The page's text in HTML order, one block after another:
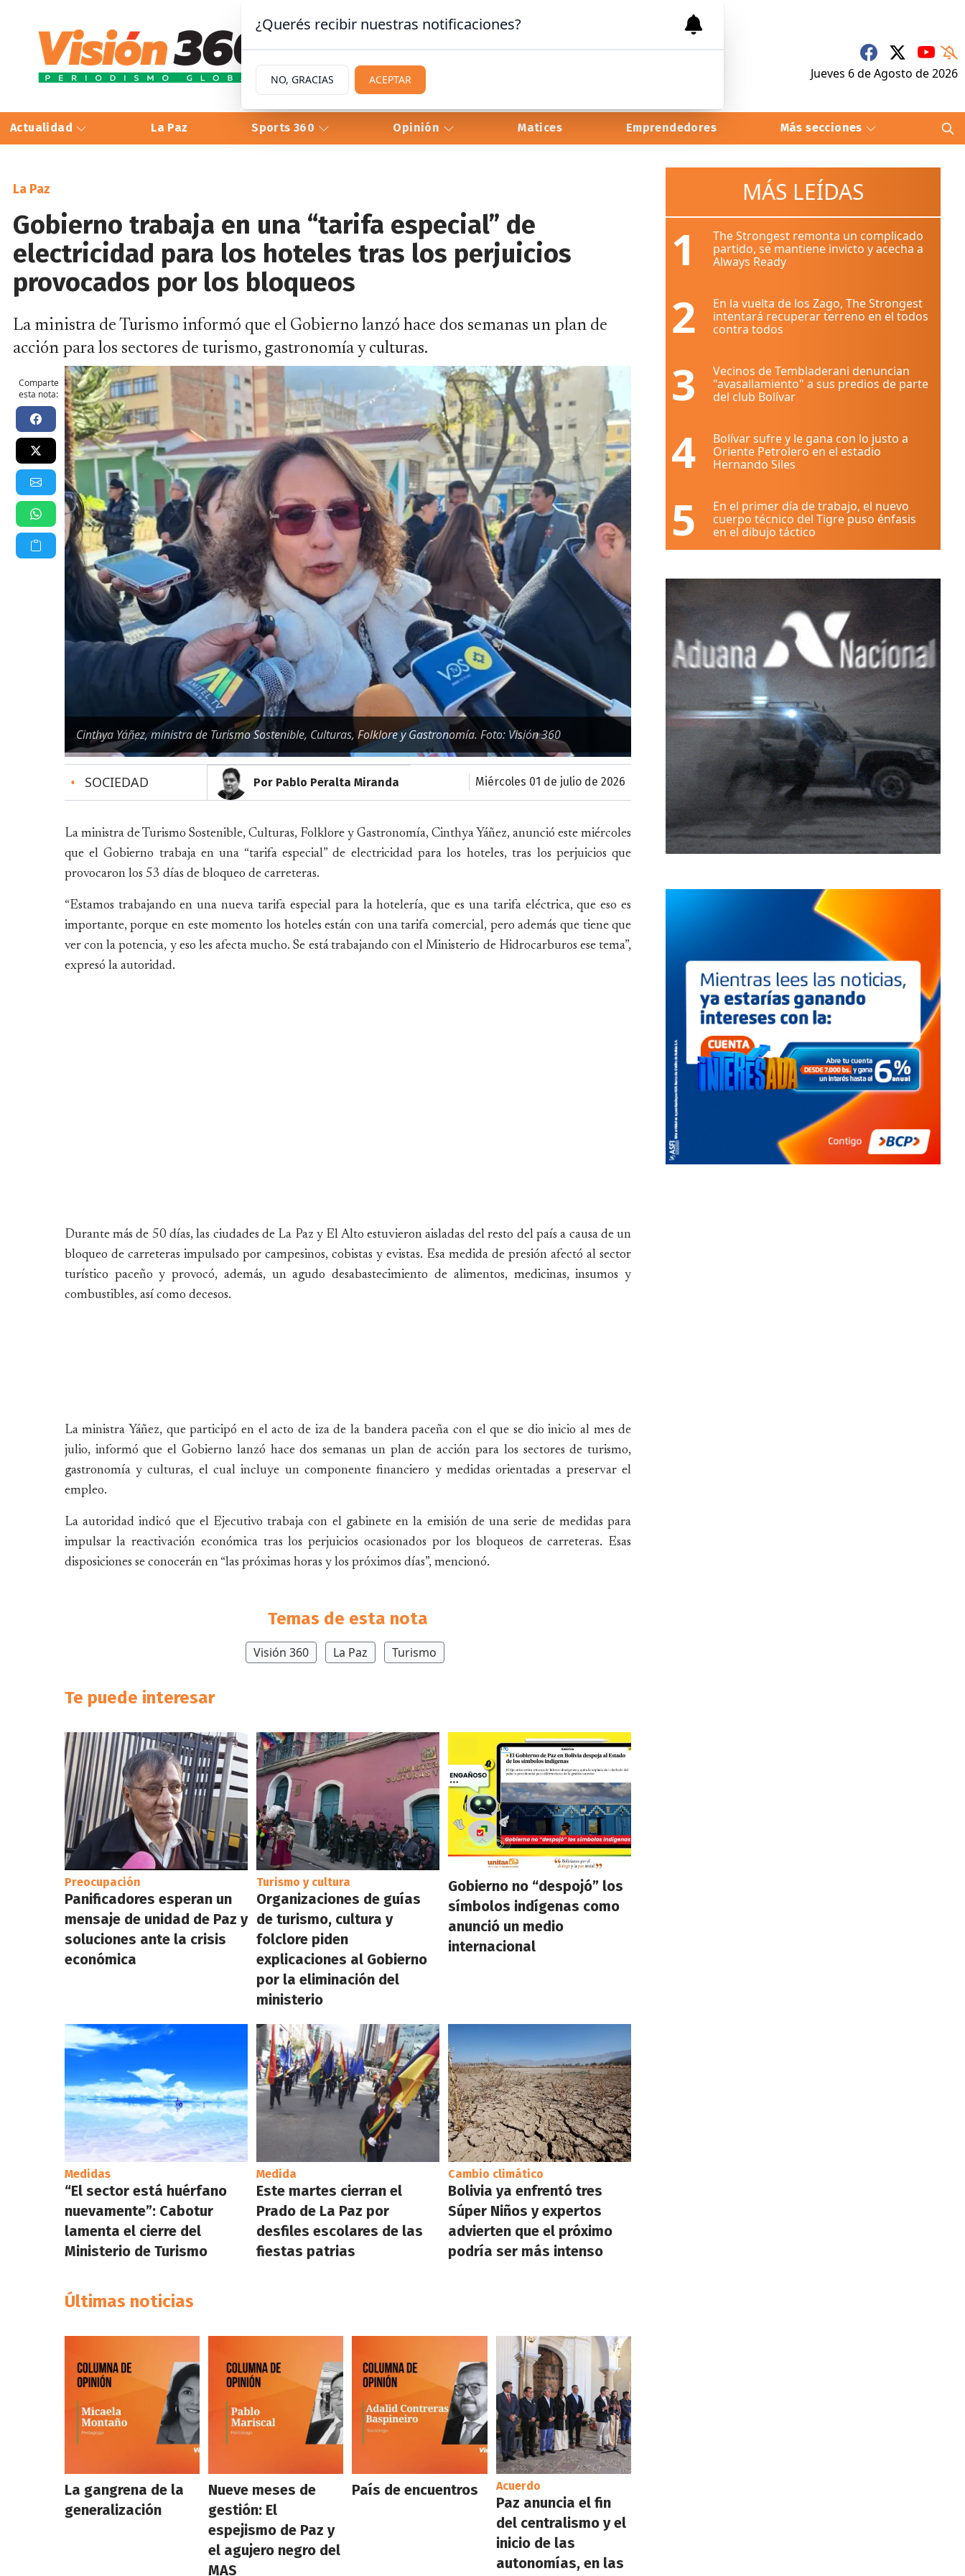
Jueves 6deAgosto de 2026
Actualidad La Paz Sports 360 Opinión Matices Emprendedores Más secciones
La Paz
Gobierno trabaja en una “tarifa especial” de
electricidad para los hoteles tras los perjuicios
provocados por los bloqueos
La ministra de Turismo informó que el Gobierno lanzó hace dos semanas un plan de
acción para los sectores de turismo, gastronomía y culturas.
Comparte
esta nota:
Cinthya Yáñez, ministra de Turismo Sostenible, Culturas, Folklore y Gastronomía. Foto: Visión 360
• SOCIEDAD Por Pablo Peralta Miranda miércoles 01 de julio de 2026
La ministra de Turismo Sostenible, Culturas, Folklore y Gastronomía, Cinthya Yáñez, anunció este miércoles
que el Gobierno trabaja en una “tarifa especial” de electricidad para los hoteles, tras los perjuicios que
provocaron los 53 días de bloqueo de carreteras.
“Estamos trabajando en una nueva tarifa especial para la hotelería, que es una tarifa eléctrica, que eso es
importante, porque en este momento los hoteles están con una tarifa comercial, pero además que tiene que
ver con la potencia, y eso les afecta mucho. Se está trabajando con el Ministerio de Hidrocarburos ese tema”,
expresó la autoridad.
Durante más de 50 días, las ciudades de La Paz y El Alto estuvieron aisladas del resto del país a causa de un
bloqueo de carreteras impulsado por campesinos, cobistas y evistas. Esa medida de presión afectó al sector
turístico paceño y provocó, además, un agudo desabastecimiento de alimentos, medicinas, insumos y
combustibles, así como decesos.
La ministra Yáñez, que participó en el acto de iza de la bandera paceña con el que se dio inicio al mes de
julio, informó que el Gobierno lanzó hace dos semanas un plan de acción para los sectores de turismo,
gastronomía y culturas, el cual incluye un componente financiero y medidas orientadas a preservar el
empleo.
La autoridad indicó que el Ejecutivo trabaja con el gabinete en la emisión de una serie de medidas para
impulsar la reactivación económica tras los perjuicios ocasionados por los bloqueos de carreteras. Esas
disposiciones se conocerán en “las próximas horas y los próximos días”, mencionó.
Temas de esta nota
Visión 360 La Paz Turismo
Te puede interesar
Preocupación
Panificadores esperan un
mensaje de unidad de Paz y
soluciones ante la crisis
económica
Turismo y cultura
Organizaciones de guías
de turismo, cultura y
folclore piden
explicaciones al Gobierno
por la eliminación del
ministerio
Gobierno no “despojó” los
símbolos indígenas como
anunció un medio
internacional
Medidas
“El sector está huérfano
nuevamente”: Cabotur
lamenta el cierre del
Ministerio de Turismo
Medida
Este martes cierran el
Prado de La Paz por
desfiles escolares de las
fiestas patrias
Cambio climático
Bolivia ya enfrentó tres
Súper Niños y expertos
advierten que el próximo
podría ser más intenso
Últimas noticias
La gangrena de la
generalización
Nueve meses de
gestión: El
espejismo de Paz y
el agujero negro del
MAS
País de encuentros Acuerdo
Paz anuncia el fin
del centralismo y el
inicio de las
autonomías, en las
MÁS LEÍDAS
1
The Strongest remonta un complicado
partido, se mantiene invicto y acecha a
Always Ready
2
En la vuelta de los Zago, The Strongest
intentará recuperar terreno en el todos
contra todos
3
Vecinos de Tembladerani denuncian
"avasallamiento" a sus predios de parte
del club Bolívar
4
Bolívar sufre y le gana con lo justo a
Oriente Petrolero en el estadio
Hernando Siles
5
En el primer día de trabajo, el nuevo
cuerpo técnico del Tigre puso énfasis
en el dibujo táctico
¿Querés recibir nuestras notificaciones?
NO, GRACIAS ACEPTAR